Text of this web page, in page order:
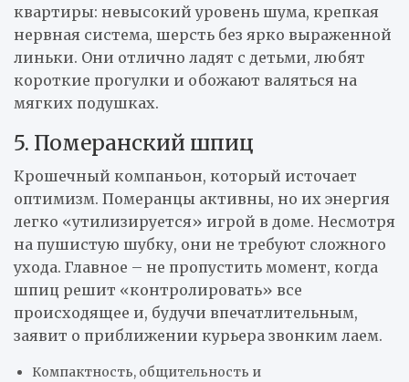
квартиры: невысокий уровень шума, крепкая
нервная система, шерсть без ярко выраженной
линьки. Они отлично ладят с детьми, любят
короткие прогулки и обожают валяться на
мягких подушках.
5. Померанский шпиц
Крошечный компаньон, который источает
оптимизм. Померанцы активны, но их энергия
легко «утилизируется» игрой в доме. Несмотря
на пушистую шубку, они не требуют сложного
ухода. Главное – не пропустить момент, когда
шпиц решит «контролировать» все
происходящее и, будучи впечатлительным,
заявит о приближении курьера звонким лаем.
Компактность, общительность и